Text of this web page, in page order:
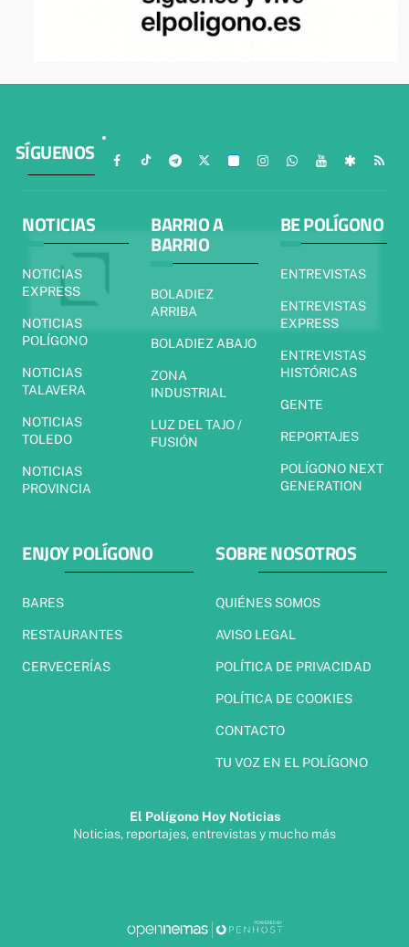
SÍGUENOS
NOTICIAS
NOTICIAS
EXPRESS
NOTICIAS
POLÍGONO
NOTICIAS
TALAVERA
NOTICIAS
TOLEDO
NOTICIAS
PROVINCIA
BARRIO A
BARRIO
BOLADIEZ
ARRIBA
BOLADIEZ ABAJO
ZONA
INDUSTRIAL
LUZ DEL TAJO /
FUSIÓN
BE POLÍGONO
ENTREVISTAS
ENTREVISTAS
EXPRESS
ENTREVISTAS
HISTÓRICAS
GENTE
REPORTAJES
POLÍGONO NEXT
GENERATION
ENJOY POLÍGONO
BARES
RESTAURANTES
CERVECERÍAS
SOBRE NOSOTROS
QUIÉNES SOMOS
AVISO LEGAL
POLÍTICA DE PRIVACIDAD
POLÍTICA DE COOKIES
CONTACTO
TU VOZ EN EL POLÍGONO
El Polígono Hoy Noticias
Noticias, reportajes, entrevistas y mucho más